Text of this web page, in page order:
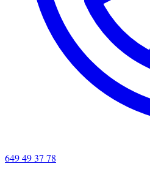
649 49 37 78